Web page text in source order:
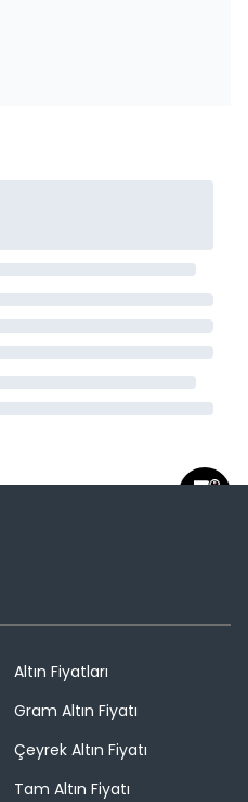
Altın Fiyatları
Gram Altın Fiyatı
Çeyrek Altın Fiyatı
Tam Altın Fiyatı